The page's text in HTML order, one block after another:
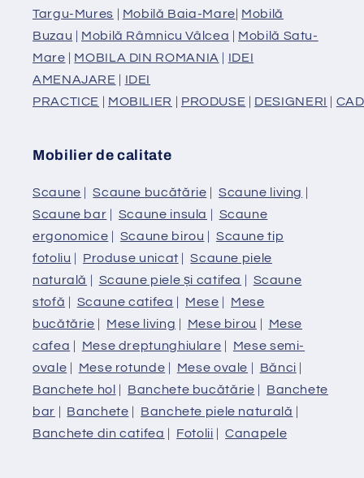
Targu-Mures | Mobilă Baia-Mare| Mobilă
Buzau | Mobilă Râmnicu Vâlcea | Mobilă Satu-
Mare | MOBILA DIN ROMANIA | IDEI
AMENAJARE | IDEI
PRACTICE | MOBILIER | PRODUSE | DESIGNERI |
Mobilier de calitate
Scaune |Scaune bucătărie | Scaune living |
Scaune bar | Scaune insula | Scaune
ergonomice | Scaune birou | Scaune tip
fotoliu | Produse unicat |Scaune piele
naturală | Scaune piele și catifea | Scaune
stofă | Scaune catifea | Mese | Mese
bucătărie | Mese living | Mese birou | Mese
cafea | Mese dreptunghiulare | Mese semi-
ovale | Mese rotunde | Mese ovale | Bănci |
Banchete hol | Banchete bucătărie | Banchete
bar | Banchete | Banchete piele naturală |
Banchete din catifea | Fotolii |Canapele